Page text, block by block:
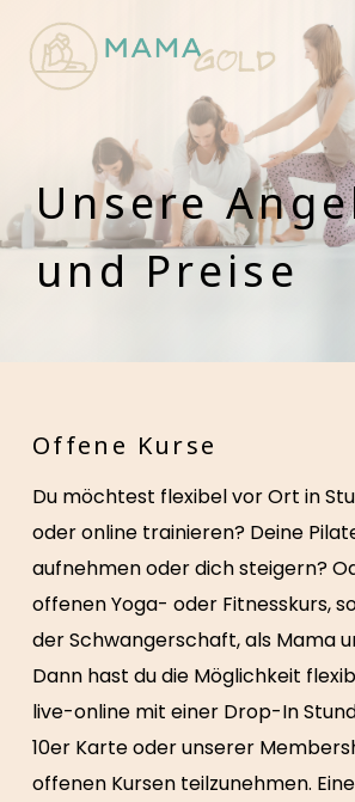
main
Unsere
und Preise
Offene Kurse
Du möchtest flexibel vor Ort in
oder online trainieren? Deine
aufnehmen oder dich steigern?
offenen Yoga- oder Fitnesskurs,
der Schwangerschaft, als Mama
Dann hast du die Möglichkeit
live-online mit einer Drop-In
10er Karte oder unserer
offenen Kursen teilzunehmen.